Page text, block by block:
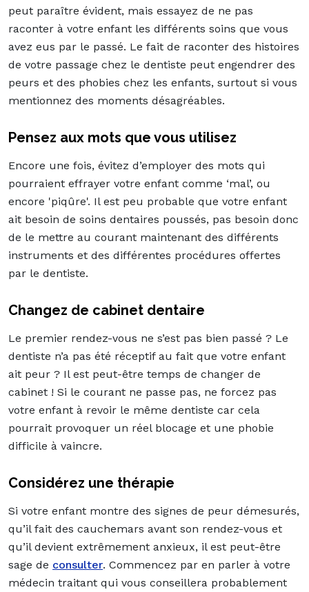
peut paraître évident, mais essayez de ne pas
raconter à votre enfant les différents soins que vous
avez eus par le passé. Le fait de raconter des histoires
de votre passage chez le dentiste peut engendrer des
peurs et des phobies chez les enfants, surtout si vous
mentionnez des moments désagréables.
Pensez aux mots que vous utilisez
Encore une fois, évitez d’employer des mots qui
pourraient effrayer votre enfant comme ‘mal’, ou
encore 'piqûre'. Il est peu probable que votre enfant
ait besoin de soins dentaires poussés, pas besoin donc
de le mettre au courant maintenant des différents
instruments et des différentes procédures offertes
par le dentiste.
Changez de cabinet dentaire
Le premier rendez-vous ne s’est pas bien passé ? Le
dentiste n’a pas été réceptif au fait que votre enfant
ait peur ? Il est peut-être temps de changer de
cabinet ! Si le courant ne passe pas, ne forcez pas
votre enfant à revoir le même dentiste car cela
pourrait provoquer un réel blocage et une phobie
difficile à vaincre.
Considérez une thérapie
Si votre enfant montre des signes de peur démesurés,
qu’il fait des cauchemars avant son rendez-vous et
qu’il devient extrêmement anxieux, il est peut-être
sage de consulter. Commencez par en parler à votre
médecin traitant qui vous conseillera probablement